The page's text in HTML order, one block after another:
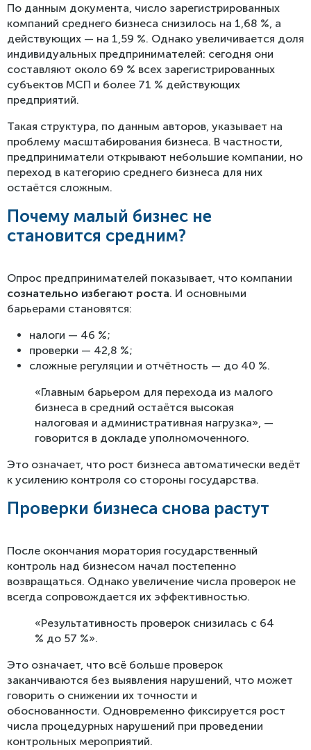
По данным документа, число зарегистрированных
компаний среднего бизнеса снизилось на 1,68 %, а
действующих — на 1,59 %. Однако увеличивается доля
индивидуальных предпринимателей: сегодня они
составляют около 69 % всех зарегистрированных
субъектов МСП и более 71 % действующих
предприятий.
Такая структура, по данным авторов, указывает на
проблему масштабирования бизнеса. В частности,
предприниматели открывают небольшие компании, но
переход в категорию среднего бизнеса для них
остаётся сложным.
Почему малый бизнес не
становится средним?
Опрос предпринимателей показывает, что компании
сознательно избегают роста. И основными
барьерами становятся:
налоги — 46 %;
проверки — 42,8 %;
сложные регуляции и отчётность — до 40 %.
«Главным барьером для перехода из малого
бизнеса в средний остаётся высокая
налоговая и административная нагрузка», —
говорится в докладе уполномоченного.
Это означает, что рост бизнеса автоматически ведёт
к усилению контроля со стороны государства.
Проверки бизнеса снова растут
После окончания моратория государственный
контроль над бизнесом начал постепенно
возвращаться. Однако увеличение числа проверок не
всегда сопровождается их эффективностью.
«Результативность проверок снизилась с 64
% до 57 %».
Это означает, что всё больше проверок
заканчиваются без выявления нарушений, что может
говорить о снижении их точности и
обоснованности. Одновременно фиксируется рост
числа процедурных нарушений при проведении
контрольных мероприятий.